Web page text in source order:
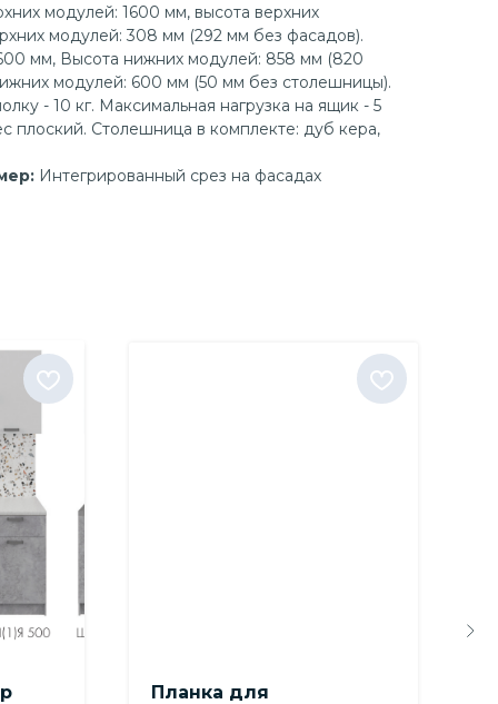
модулей: 1600 мм, высота верхних
модулей: 308 мм (292 мм без фасадов).
мм, Высота нижних модулей: 858 мм (820
модулей: 600 мм (50 мм без столешницы).
- 10 кг. Максимальная нагрузка на ящик - 5
плоский. Столешница в комплекте: дуб кера,
Интегрированный срез на фасадах
Планка для